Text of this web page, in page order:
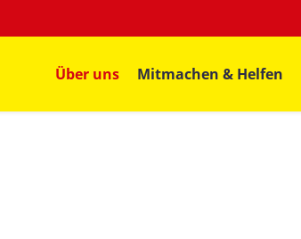
Über uns Mitmachen & Helfen